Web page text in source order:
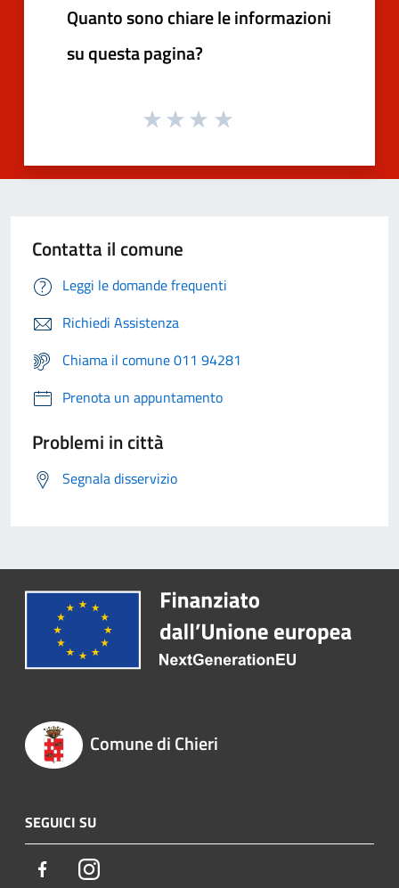
Quanto sono chiare le informazioni
su questa pagina?
Contatta il comune
Leggi le domande frequenti
Richiedi Assistenza
Chiama il comune 011 94281
Prenota un appuntamento
Problemi in città
Segnala disservizio
Comune di Chieri
SEGUICI SU
FacebookInstagram